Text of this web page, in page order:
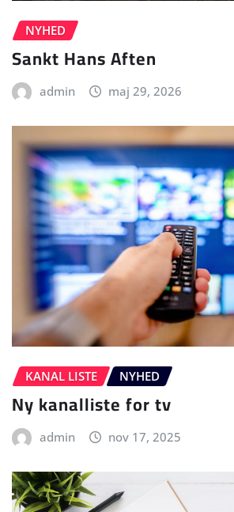
NYHED
Sankt Hans Aften
admin maj 29, 2026
KANAL LISTE NYHED
Ny kanalliste for tv
admin nov 17, 2025